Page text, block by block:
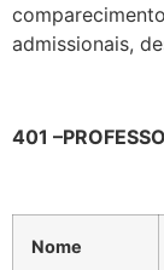
admissionais,
401
Nome